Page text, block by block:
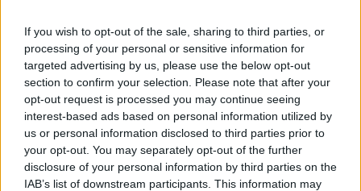
If you wish to opt-out of the sale, sharing to third parties, or
processing of your personal or sensitive information for
targeted advertising by us, please use the below opt-out
section to confirm your selection. Please note that after your
opt-out request is processed you may continue seeing
interest-based ads based on personal information utilized by
us or personal information disclosed to third parties prior to
your opt-out. You may separately opt-out of the further
disclosure of your personal information by third parties on the
IAB’s list of downstream participants. This information may